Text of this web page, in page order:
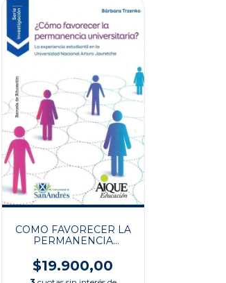
COMO FAVORECER LA
PERMANENCIA
$19.900,00